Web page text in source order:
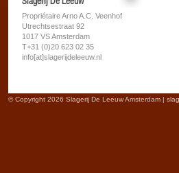
Propriétaire Arno A.C. Veenhof
Utrechtsestraat 92
1017 VS Amsterdam
T+31 (0)20 623 02 35
info[at]slagerijdeleeuw.nl
© Copyright 2026 Slagerij De Leeuw Amsterdam |